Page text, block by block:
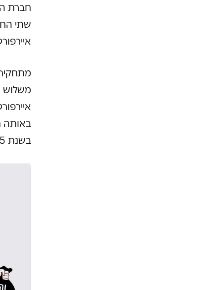
חברת
שתי
משלוש
באותה
בשנת 2015 נרשם קובי אטיאס, בנו של מנכ"ל איירפורט סיטי, כבעלי החברה.